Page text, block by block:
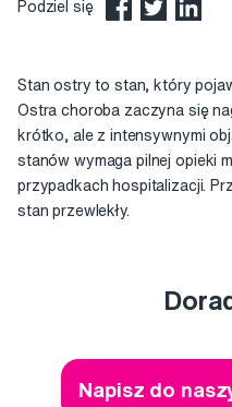
Podziel się
Stan ostry to stan, który
Ostra choroba zaczyna się
krótko, ale z intensywnymi
stanów wymaga pilnej opieki
przypadkach hospitalizacji.
stan przewlekły.
Napisz do